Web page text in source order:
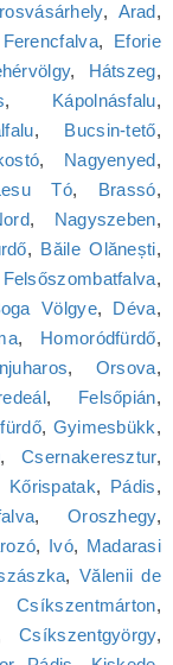
, Arad,
Ferencfalva, Eforie
, Hátszeg,
, Kápolnásfalu,
, Bucsin-tető,
, Nagyenyed,
Tó, Brassó,
, Nagyszeben,
, Băile Olănești,
Felsőszombatfalva,
Völgye, Déva,
, Homoródfürdő,
, Orsova,
, Felsőpián,
, Gyimesbükk,
,Csernakeresztur,
Kőrispatak, Pádis,
, Oroszhegy,
, Ivó, Madarasi
, Vălenii de
Csíkszentmárton,
Csíkszentgyörgy,